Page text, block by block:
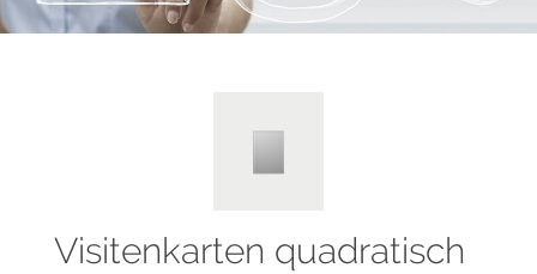
Visitenkarten quadratisch